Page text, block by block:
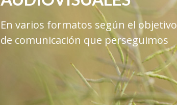
En varios formatos según el objetivo
de comunicación que perseguimos